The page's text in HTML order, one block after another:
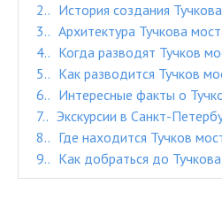
2.
История создания
3.
Архитектура Тучкова
4.
Когда разводят Тучков
5.
Как разводится Тучков
6.
Интересные факты о
7.
Экскурсии в Санкт-
8.
Где находится Тучков
9.
Как добраться до